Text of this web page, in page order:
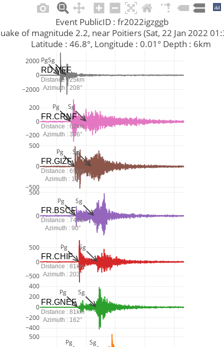
500
−400
−200
0
200
400
−500
0
500
0
500
−500
0
500
−200
0
200
−2000
0
2000
Event PublicID : fr2022igzggb
of magnitude 2.2, near Poitiers (Sat, 22 Jan 2022
         Latitude : 46.8°, Longitude : 0.01° Depth : 6km
Pg Sg
Pg Sg
Pg Sg
Pg Sg
Pg Sg
Pg Sg
PgSg
FR.GNEF
Distance : 81km
Azimuth : 162°
FR.CHIF
Distance : 81km
Azimuth : 203°
FR.BSCF
Distance : 74km
Azimuth : 90°
FR.GIZF
Distance : 69km
Azimuth : 12°
FR.CRNF
Distance : 62km
Azimuth : 306°
RD.MFF
Distance : 25km
Azimuth : 208°